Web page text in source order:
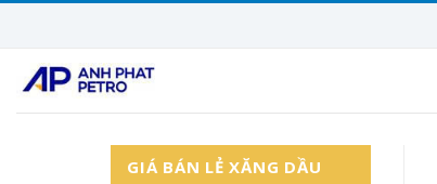
content
GIÁ BÁN LẺ XĂNG DẦU